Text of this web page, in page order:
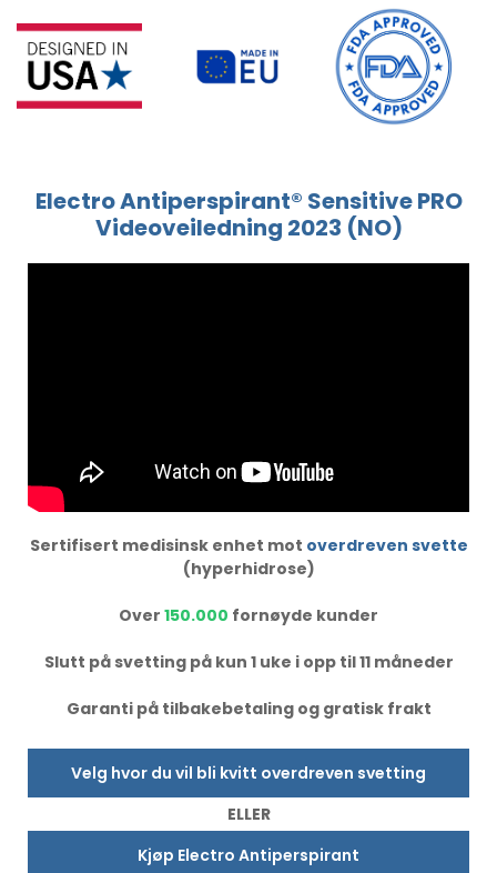
Electro Antiperspirant® Sensitive PRO
Videoveiledning 2023 (NO)
Sertifisert medisinsk enhet mot overdreven svette
(hyperhidrose)
Over 150.000 fornøyde kunder
Slutt på svetting på kun 1 uke i opp til 11 måneder
Garanti på tilbakebetaling og gratisk frakt
Velg hvor du vil bli kvitt overdreven svetting
ELLER
Kjøp Electro Antiperspirant